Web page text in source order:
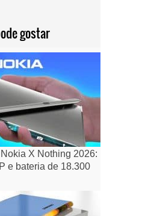
gostar
X Nothing 2026:
e bateria de 18.300